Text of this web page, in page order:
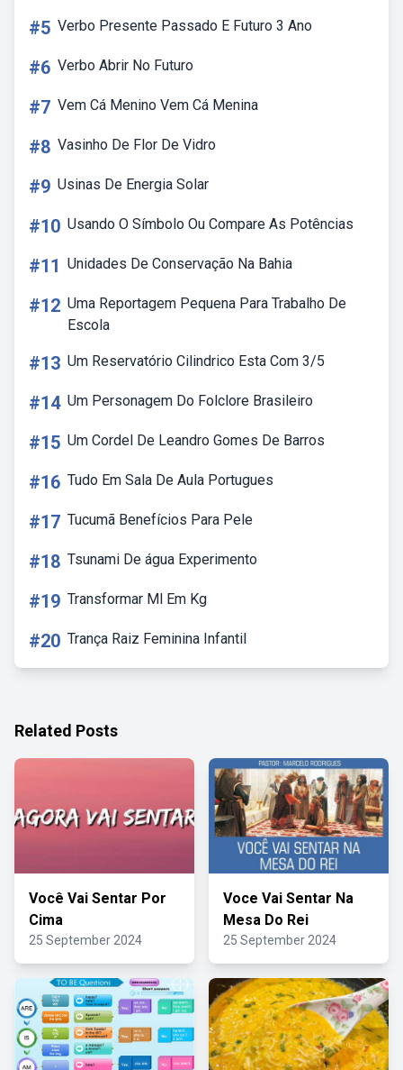
#5 Verbo Presente Passado E Futuro 3 Ano
#6 Verbo Abrir No Futuro
#7 Vem Cá Menino Vem Cá Menina
#8 Vasinho De Flor De Vidro
#9 Usinas De Energia Solar
#10 Usando O Símbolo Ou Compare As Potências
#11 Unidades De Conservação Na Bahia
#12 Uma Reportagem Pequena Para Trabalho De
Escola
#13 Um Reservatório Cilindrico Esta Com 3/5
#14 Um Personagem Do Folclore Brasileiro
#15 Um Cordel De Leandro Gomes De Barros
#16 Tudo Em Sala De Aula Portugues
#17 Tucumã Benefícios Para Pele
#18 Tsunami De água Experimento
#19 Transformar Ml Em Kg
#20 Trança Raiz Feminina Infantil
Related Posts
Você Vai Sentar Por
Cima
25 September 2024
Voce Vai Sentar Na
Mesa Do Rei
25 September 2024